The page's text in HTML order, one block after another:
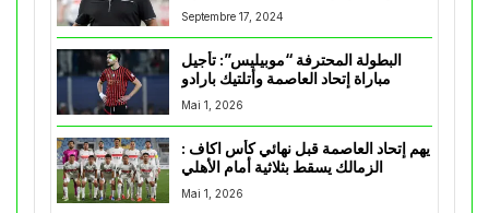
Septembre 17, 2024
البطولة المحترفة “موبيليس”: تأجيل
مباراة إتحاد العاصمة وأتلتيك بارادو
Mai 1, 2026
يهم إتحاد العاصمة قبل نهائي كأس اكاف :
Mai 1, 2026